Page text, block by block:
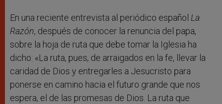
En una reciente entrevista al periódico español La
Razón, después de conocer la renuncia del papa,
sobre la hoja de ruta que debe tomar la Iglesia ha
dicho: «La ruta, pues, de arraigados en la fe, llevar la
caridad de Dios y entregarles a Jesucristo para
ponerse en camino hacia el futuro grande que nos
espera, el de las promesas de Dios. La ruta que